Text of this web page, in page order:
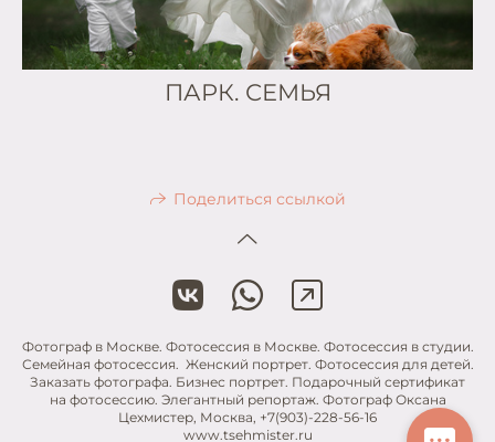
ПАРК. СЕМЬЯ
Поделиться ссылкой
Фотограф в Москве. Фотосессия в Москве. Фотосессия в студии.
Семейная фотосессия. Женский портрет. Фотосессия для детей.
Заказать фотографа. Бизнес портрет. Подарочный сертификат
на фотосессию. Элегантный репортаж. Фотограф Оксана
Цехмистер, Москва, +7(903)-228-56-16
www.tsehmister.ru